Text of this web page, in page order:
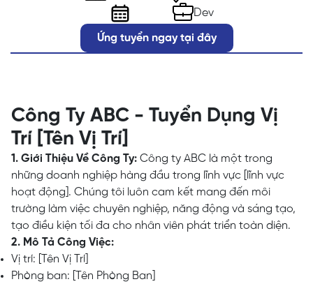
Dev
Ứng tuyển ngay tại đây
Công Ty ABC - Tuyển Dụng Vị
Trí [Tên Vị Trí]
1. Giới Thiệu Về Công Ty: Công ty ABC là một trong
những doanh nghiệp hàng đầu trong lĩnh vực [lĩnh vực
hoạt động]. Chúng tôi luôn cam kết mang đến môi
trường làm việc chuyên nghiệp, năng động và sáng tạo,
tạo điều kiện tối đa cho nhân viên phát triển toàn diện.
2. Mô Tả Công Việc:
Vị trí: [Tên Vị Trí]
Phòng ban: [Tên Phòng Ban]